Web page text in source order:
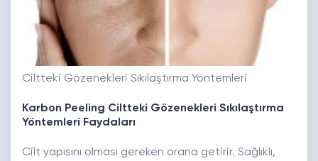
Ciltteki Gözenekleri Sıkılaştırma Yöntemleri
Karbon Peeling Ciltteki Gözenekleri Sıkılaştırma
Yöntemleri Faydaları
Cilt yapısını olması gereken orana getirir. Sağlıklı,